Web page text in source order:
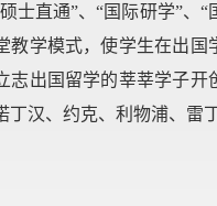
士直通”、“国际研学”、
教学模式，使学生在出
志出国留学的莘莘学子
丁汉、约克、利物浦、雷